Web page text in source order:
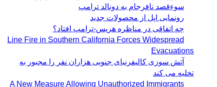
سوءقصد نافرجام به دونالد ترامپ
رونمایی اپل از محصولات جدید
چه اتفاقی در مناظره هریس-ترامپ افتاد؟
Line Fire in Southern California Forces Widespread
Evacuations
آتش سوزی کالیفرنیای جنوبی هزاران نفر را مجبور به
تخلیه می کند
A New Measure Allowing Unauthorized Immigrants